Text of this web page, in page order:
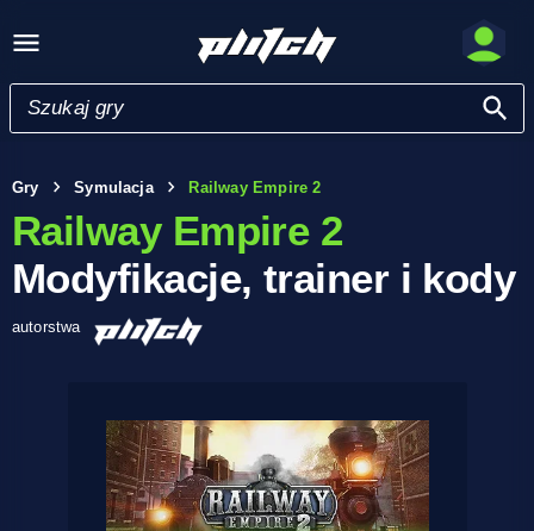
Gry Symulacja Railway Empire 2
Railway Empire 2
Modyfikacje, trainer i kody
autorstwa